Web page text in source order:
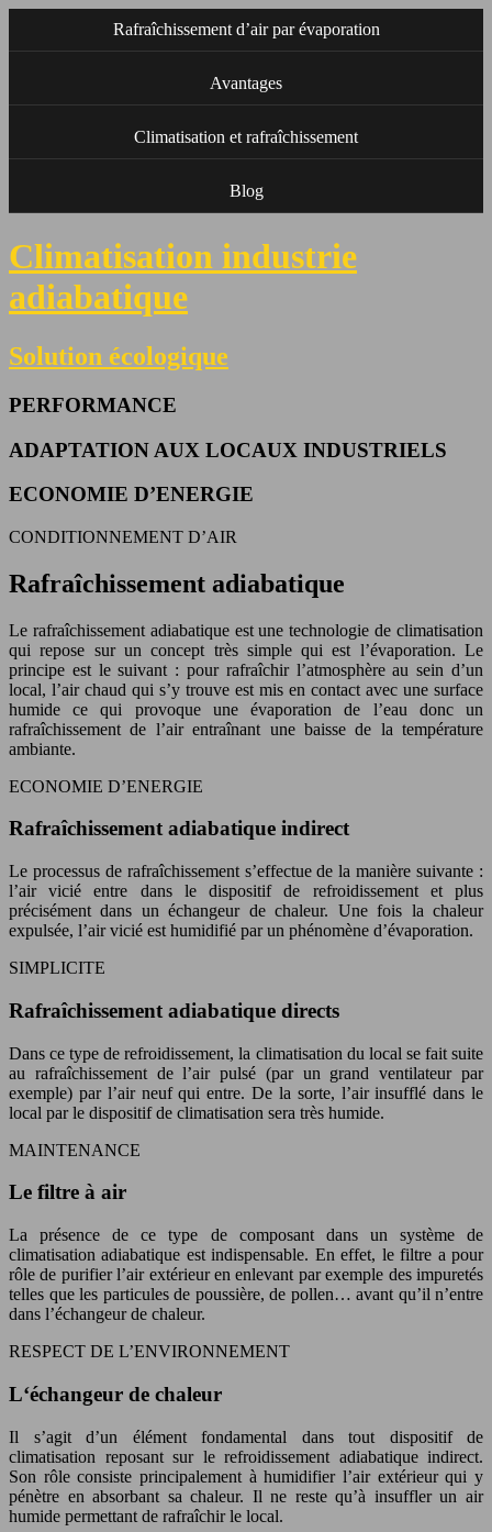
Rafraîchissement d’air par évaporation
Avantages
Climatisation et rafraîchissement
Blog
Climatisation industrie
adiabatique
Solution écologique
PERFORMANCE
ADAPTATION AUX LOCAUX INDUSTRIELS
ECONOMIE D’ENERGIE
CONDITIONNEMENT D’AIR
Rafraîchissement adiabatique
Le rafraîchissement adiabatique est une technologie de climatisation
qui repose sur un concept très simple qui est l’évaporation. Le
principe est le suivant : pour rafraîchir l’atmosphère au sein d’un
local, l’air chaud qui s’y trouve est mis en contact avec une surface
humide ce qui provoque une évaporation de l’eau donc un
rafraîchissement de l’air entraînant une baisse de la température
ambiante.
ECONOMIE D’ENERGIE
Rafraîchissement adiabatique indirect
Le processus de rafraîchissement s’effectue de la manière suivante :
l’air vicié entre dans le dispositif de refroidissement et plus
précisément dans un échangeur de chaleur. Une fois la chaleur
expulsée, l’air vicié est humidifié par un phénomène d’évaporation.
SIMPLICITE
Rafraîchissement adiabatique directs
Dans ce type de refroidissement, la climatisation du local se fait suite
au rafraîchissement de l’air pulsé (par un grand ventilateur par
exemple) par l’air neuf qui entre. De la sorte, l’air insufflé dans le
local par le dispositif de climatisation sera très humide.
MAINTENANCE
Le filtre à air
La présence de ce type de composant dans un système de
climatisation adiabatique est indispensable. En effet, le filtre a pour
rôle de purifier l’air extérieur en enlevant par exemple des impuretés
telles que les particules de poussière, de pollen… avant qu’il n’entre
dans l’échangeur de chaleur.
RESPECT DE L’ENVIRONNEMENT
L‘échangeur de chaleur
Il s’agit d’un élément fondamental dans tout dispositif de
climatisation reposant sur le refroidissement adiabatique indirect.
Son rôle consiste principalement à humidifier l’air extérieur qui y
pénètre en absorbant sa chaleur. Il ne reste qu’à insuffler un air
humide permettant de rafraîchir le local.